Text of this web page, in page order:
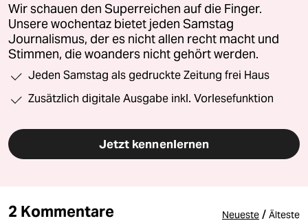
Wir schauen den Superreichen auf die Finger.
Unsere wochentaz bietet jeden Samstag
Journalismus, der es nicht allen recht macht und
Stimmen, die woanders nicht gehört werden.
Jeden Samstag als gedruckte Zeitung frei Haus
Zusätzlich digitale Ausgabe inkl. Vorlesefunktion
Jetzt kennenlernen
2 Kommentare Neueste / Älteste